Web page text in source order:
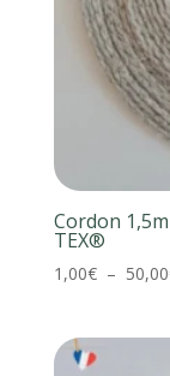
Cordon
TEX®
1,00€ – 50,00